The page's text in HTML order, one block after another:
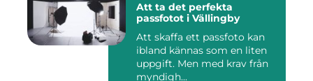
Att ta det perfekta
passfotot i Vällingby
Att skaffa ett passfoto kan
ibland kännas som en liten
uppgift. Men med krav från
myndigh...